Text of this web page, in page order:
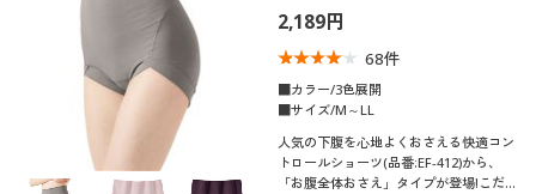
2,189円
68件
■カラー/3色展開
■サイズ/M～LL
人気の下腹を心地よくおさえる快適コン
トロールショーツ(品番:EF-412)から、
「お腹全体おさえ」タイプが登場!こだ